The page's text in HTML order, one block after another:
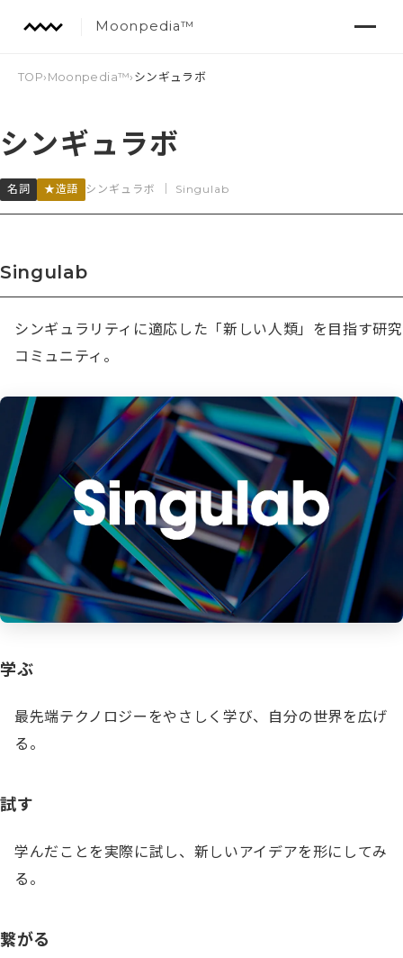
Moonpedia™
TOP› Moonpedia™› シンギュラボ
シンギュラボ
名詞 ★造語 シンギュラボ Singulab
Singulab
シンギュラリティに適応した「新しい人類」を目指す研究
コミュニティ。
学ぶ
最先端テクノロジーをやさしく学び、自分の世界を広げ
る。
試す
学んだことを実際に試し、新しいアイデアを形にしてみ
る。
繋がる